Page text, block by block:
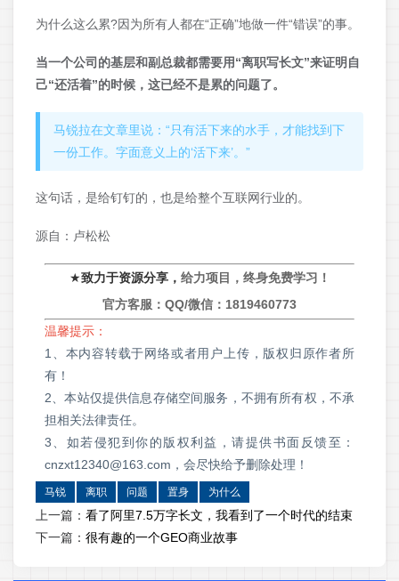
为什么这么累?因为所有人都在“正确”地做一件“错误”的事。
当一个公司的基层和副总裁都需要用“离职写长文”来证明自
己“还活着”的时候，这已经不是累的问题了。
马锐拉在文章里说：“只有活下来的水手，才能找到下
一份工作。字面意义上的‘活下来’。”
这句话，是给钉钉的，也是给整个互联网行业的。
源自：卢松松
★致力于资源分享， 给力项目，终身免费学习！
官方客服：QQ/微信： 1819460773
温馨提示：
1、本内容转载于网络或者用户上传，版权归原作者所
有！
2、本站仅提供信息存储空间服务，不拥有所有权，不承
担相关法律责任。
3、如若侵犯到你的版权利益，请提供书面反馈至：
cnzxt12340@163.com，会尽快给予删除处理！
马锐 离职 问题 置身 为什么
上一篇： 看了阿里7.5万字长文，我看到了一个时代的结束
下一篇： 很有趣的一个GEO商业故事